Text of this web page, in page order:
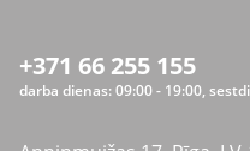
+371 66 255 155
darba dienas: 09:00 - 19:00,